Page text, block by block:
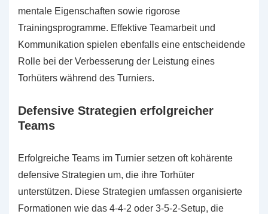
mentale Eigenschaften sowie rigorose
Trainingsprogramme. Effektive Teamarbeit und
Kommunikation spielen ebenfalls eine entscheidende
Rolle bei der Verbesserung der Leistung eines
Torhüters während des Turniers.
Defensive Strategien erfolgreicher
Teams
Erfolgreiche Teams im Turnier setzen oft kohärente
defensive Strategien um, die ihre Torhüter
unterstützen. Diese Strategien umfassen organisierte
Formationen wie das 4-4-2 oder 3-5-2-Setup, die